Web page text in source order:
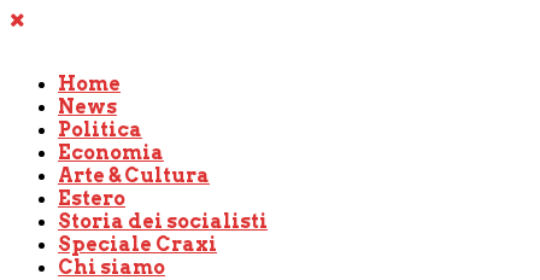
Home
News
Politica
Economia
Arte & Cultura
Estero
Storia dei socialisti
Speciale Craxi
Chi siamo